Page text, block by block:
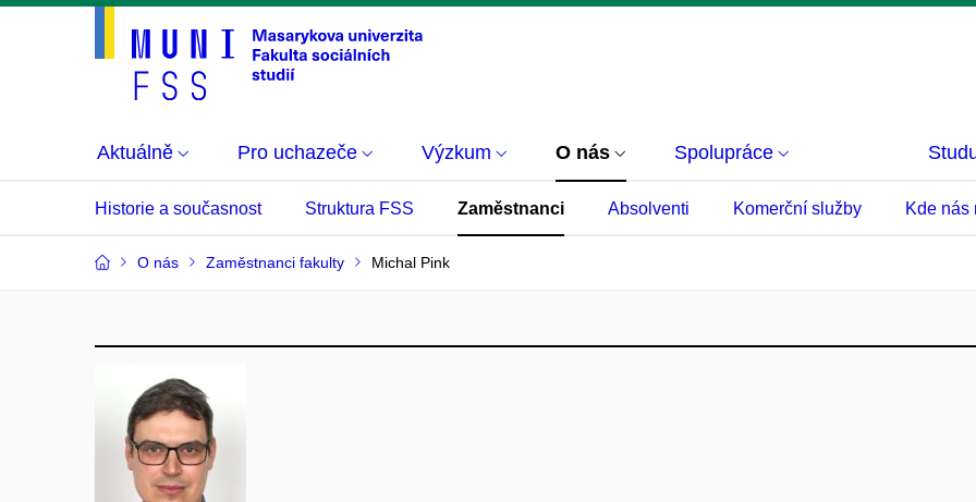
Aktuálně Pro uchazeče Výzkum O nás Spolupráce
Historie a současnost Struktura FSS Zaměstnanci Absolventi Komerční služby Kde nás
O nás Zaměstnanci fakulty Michal Pink